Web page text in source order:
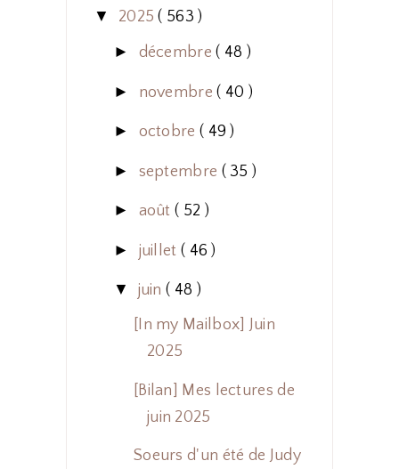
▼ 2025( 563 )
► décembre( 48 )
► novembre( 40 )
► octobre ( 49 )
► septembre ( 35 )
► août ( 52 )
► juillet ( 46 )
▼ juin( 48 )
[In my Mailbox] Juin
2025
[Bilan] Mes lectures de
juin 2025
Soeurs d'un été de Judy